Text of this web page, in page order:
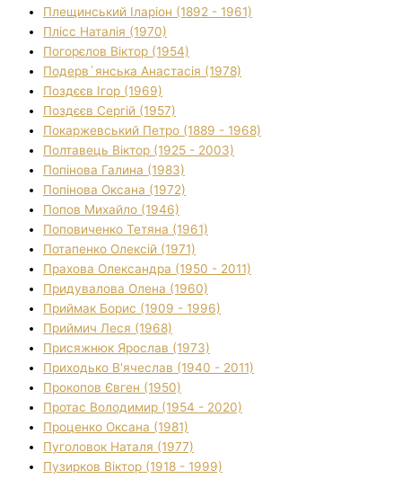
Плещинський Іларіон (1892 - 1961)
Плісс Наталія (1970)
Погорєлов Віктор (1954)
Подерв`янська Анастасія (1978)
Поздєєв Ігор (1969)
Поздєєв Сергій (1957)
Покаржевський Петро (1889 - 1968)
Полтавець Віктор (1925 - 2003)
Попінова Галина (1983)
Попінова Оксана (1972)
Попов Михайло (1946)
Поповиченко Тетяна (1961)
Потапенко Олексій (1971)
Прахова Олександра (1950 - 2011)
Придувалова Олена (1960)
Приймак Борис (1909 - 1996)
Приймич Леся (1968)
Присяжнюк Ярослав (1973)
Приходько В'ячеслав (1940 - 2011)
Прокопов Євген (1950)
Протас Володимир (1954 - 2020)
Проценко Оксана (1981)
Пуголовок Наталя (1977)
Пузирков Віктор (1918 - 1999)